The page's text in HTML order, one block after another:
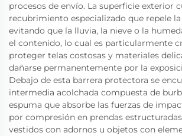
procesos de envío. La superficie exterior
recubrimiento especializado que repele
evitando que la lluvia, la nieve o la
el contenido, lo cual es particularmente
proteger telas costosas y materiales
dañarse permanentemente por la
Debajo de esta barrera protectora se
intermedia acolchada compuesta de
espuma que absorbe las fuerzas de
por compresión en prendas
vestidos con adornos u objetos con